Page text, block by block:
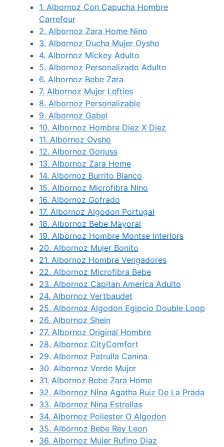
1. Albornoz Con Capucha Hombre
Carrefour
2. Albornoz Zara Home Nino
3. Albornoz Ducha Mujer Oysho
4. Albornoz Mickey Adulto
5. Albornoz Personalizado Adulto
6. Albornoz Bebe Zara
7. Albornoz Mujer Lefties
8. Albornoz Personalizable
9. Albornoz Gabel
10. Albornoz Hombre Diez X Diez
11. Albornoz Oysho
12. Albornoz Gorjuss
13. Albornoz Zara Home
14. Albornoz Burrito Blanco
15. Albornoz Microfibra Nino
16. Albornoz Gofrado
17. Albornoz Algodon Portugal
18. Albornoz Bebe Mayoral
19. Albornoz Hombre Montse Interiors
20. Albornoz Mujer Bonito
21. Albornoz Hombre Vengadores
22. Albornoz Microfibra Bebe
23. Albornoz Capitan America Adulto
24. Albornoz Vertbaudet
25. Albornoz Algodon Egipcio Double Loop
26. Albornoz Shein
27. Albornoz Original Hombre
28. Albornoz CityComfort
29. Albornoz Patrulla Canina
30. Albornoz Verde Mujer
31. Albornoz Bebe Zara Home
32. Albornoz Nina Agatha Ruiz De La Prada
33. Albornoz Nina Estrellas
34. Albornoz Poliester O Algodon
35. Albornoz Bebe Rey Leon
36. Albornoz Mujer Rufino Diaz